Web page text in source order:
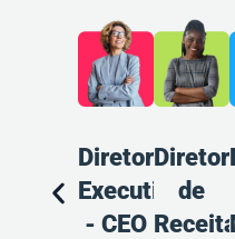
Diretoria
Executiva
- CEO
de